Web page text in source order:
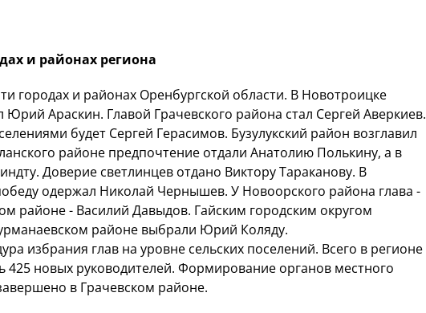
и районах региона
городах и районах Оренбургской области. В Новотроицке
Араскин. Главой Грачевского района стал Сергей Аверкиев.
будет Сергей Герасимов. Бузулукский район возглавил
районе предпочтение отдали Анатолию Полькину, а в
Доверие светлинцев отдано Виктору Тараканову. В
одержал Николай Чернышев. У Новоорского района глава -
районе - Василий Давыдов. Гайским городским округом
районе выбрали Юрий Коляду.
избрания глав на уровне сельских поселений. Всего в регионе
425 новых руководителей. Формирование органов местного
в Грачевском районе.